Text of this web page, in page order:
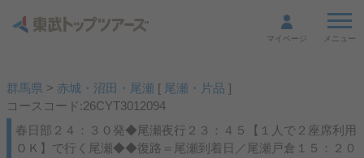
マイページ メニュー
群馬県 > 赤城・沼田・尾瀬 [ 尾瀬・片品 ]
コースコード:26CYT3012094
春日部２４：３０発◆尾瀬夜行２３：４５【１人で２座席利用
ＯＫ】で行く尾瀬◆◆復路＝尾瀬到着日／尾瀬戸倉１５：２０